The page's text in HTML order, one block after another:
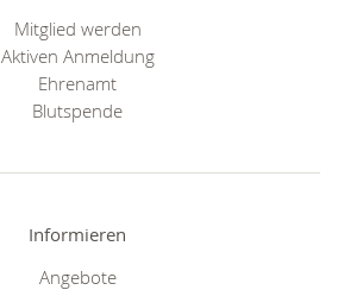
Mitglied werden
Aktiven Anmeldung
Ehrenamt
Blutspende
Informieren
Angebote